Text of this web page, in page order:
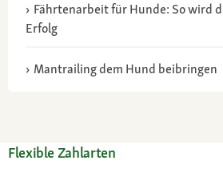
Fährtenarbeit für Hunde: So wird
Erfolg
Mantrailing dem Hund beibringen
Flexible Zahlarten